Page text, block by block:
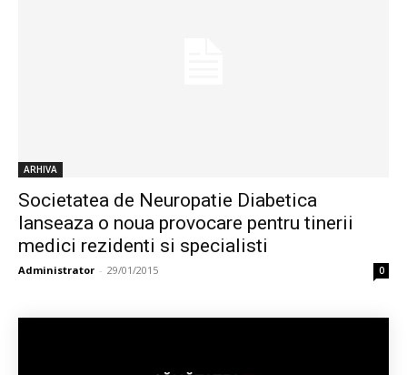
ARHIVA
Societatea de Neuropatie Diabetica
lanseaza o noua provocare pentru tinerii
medici rezidenti si specialisti
Administrator - 29/01/2015 0